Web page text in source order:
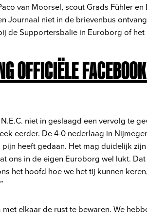
van Moorsel, scout Grads Fühler en
Journaal niet in de brievenbus
de Supportersbalie in Euroborg of
OFFICIËLE
niet in geslaagd een vervolg te
eerder. De 4-0 nederlaag in
heeft gedaan. Het mag duidelijk
ons in de eigen Euroborg wel lukt.
het hoofd hoe we het tij kunnen
elkaar de rust te bewaren. We